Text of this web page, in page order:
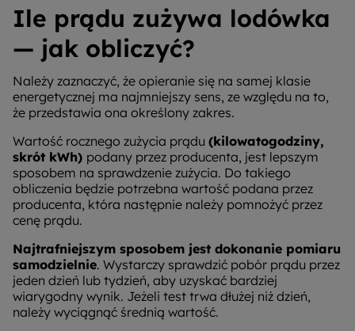
Ile prądu zużywa lodówka
— jak obliczyć?
Należy zaznaczyć, że opieranie się na samej klasie
energetycznej ma najmniejszy sens, ze względu na to,
że przedstawia ona określony zakres.
Wartość rocznego zużycia prądu (kilowatogodziny,
skrót kWh) podany przez producenta, jest lepszym
sposobem na sprawdzenie zużycia. Do takiego
obliczenia będzie potrzebna wartość podana przez
producenta, która następnie należy pomnożyć przez
cenę prądu.
Najtrafniejszym sposobem jest dokonanie pomiaru
samodzielnie. Wystarczy sprawdzić pobór prądu przez
jeden dzień lub tydzień, aby uzyskać bardziej
wiarygodny wynik. Jeżeli test trwa dłużej niż dzień,
należy wyciągnąć średnią wartość.